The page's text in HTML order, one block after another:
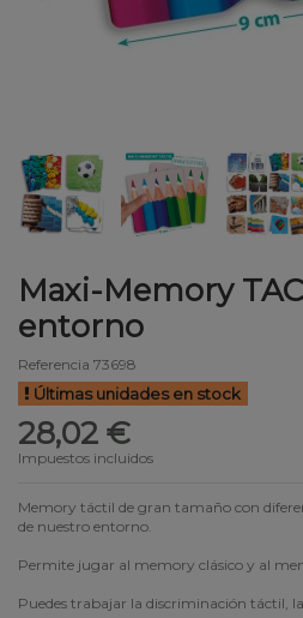
Maxi-Memory
entorno
Referencia 73698
Últimas unidades en stock
28,02 €
Impuestos incluidos
Memory táctil de gran tamaño con
de nuestro entorno.
Permite jugar al memory clásico y al
Puedes trabajar la discriminación táctil,